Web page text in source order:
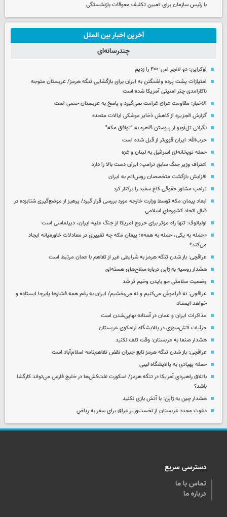
با رئیس سازمان برای تعیین تکلیف معوقات بازنشستگی
آخرین اخبار بین الملل
چندرسانه‌ای
اوکراین: دو لانچر اس-۴۰۰ را زدیم
امتیازات پشت پرده واشنگتن به ایران برای بازگشایی تنگه هرمز/ عربستان متوجه
ناکارامدی چتر امنیتی آمریکا شده است
الاخبار: مقاومت عراق غرامت نمی‌گیرد و پاسخ به عربستان حتمی است
گزارش الجزیره از کاهش ذخایر موشکی ایالات متحده
نگرانی تل‌آویو از پیوستن قاهره به "توافق مکه"
حزب‌الله: ایران قوی‌تر از قبل شده است
حمله توپخانه‌ای اسرائیل به لبنان و غزه
اعتراف وزیر جنگ سابق ترامپ: ایران دست بالا را دارد
افزایش بازگشت متخصصان روس‌اتم به ایران
ترامپ مشاور حقوقی کاخ سفید را برکنار کرد
ابعاد پیمان مکه توسط وزارت خارجه مورد بررسی قرار گیرد/ پرهیز از موضع‌گیری شتابزده در
قبال اتحاد کشورهای اسلامی
اولیانوف: تنها راه موثر برای خروج آمریکا از جنگ علیه ایران، دیپلماسی است
«حمله به یکی، حمله به همه»؛ پیمان مکه چه تغییری در معادلات خاورمیانه ایجاد
می‌کند؟
عراقچی: باز شدن تنگه هرمز به شرایطی غیر از تفاهم با عمان مرتبط است
هشدار روسیه به ژاپن درباره سلاح‌های هسته‌ای
وضعیت سلامتی جو بایدن وخیم تر شد
عراقچی: نه فراموش می‌کنیم و نه می‌بخشیم/ ایران به رغم همه فشارها پابرجا ایستاده و
خواهد ایستاد
مذاکرات ایران و عمان در آستانه نهایی‌شدن است
جزئیات آتش‌سوزی در پالایشگاه آرامکوی عربستان
هشدار صنعا به عربستان: وقت تلف نکنید
عراقچی: باز شدن تنگه هرمز تابع جبران نقض تفاهم‌نامه اسلام‌آباد است
حمله پهپادی به پالایشگاه لیبی
باتلاق راهبردی آمریکا در تنگه هرمز/ اسکورت نفت‌کش‌ها در خلیج فارس می‌تواند کارگشا
باشد؟
هشدار چین به ژاپن: با آتش بازی نکنید
دعوت مجدد عربستان از نخست‌وزیر عراق برای سفر به ریاض
دسترسی سریع
تماس با ما
درباره ما